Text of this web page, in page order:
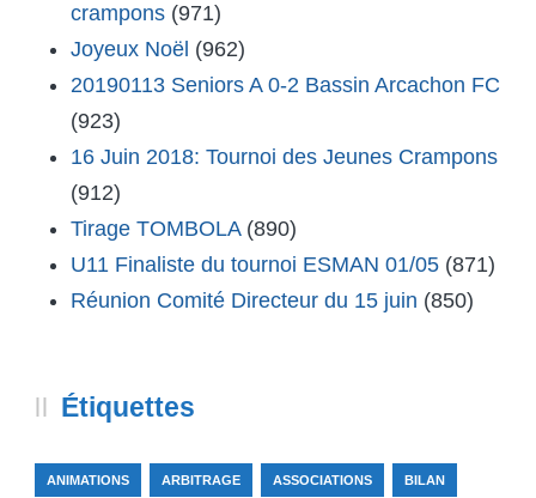
crampons (971)
Joyeux Noël (962)
20190113 Seniors A 0-2 Bassin Arcachon FC
(923)
16 Juin 2018: Tournoi des Jeunes Crampons
(912)
Tirage TOMBOLA (890)
U11 Finaliste du tournoi ESMAN 01/05 (871)
Réunion Comité Directeur du 15 juin (850)
Étiquettes
ANIMATIONS ARBITRAGE ASSOCIATIONS BILAN